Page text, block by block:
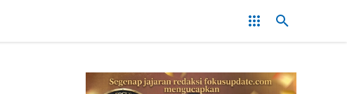
Dishub Kabupaten Sukabumi Siap Kaji Tuntutan Sopir Angkot Terkait